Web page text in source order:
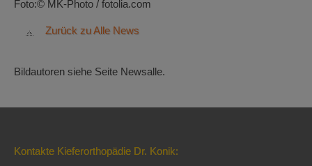
Foto:© MK-Photo / fotolia.com
Zurück zu Alle News
Bildautoren siehe Seite Newsalle.
Kontakte Kieferorthopädie Dr. Konik: